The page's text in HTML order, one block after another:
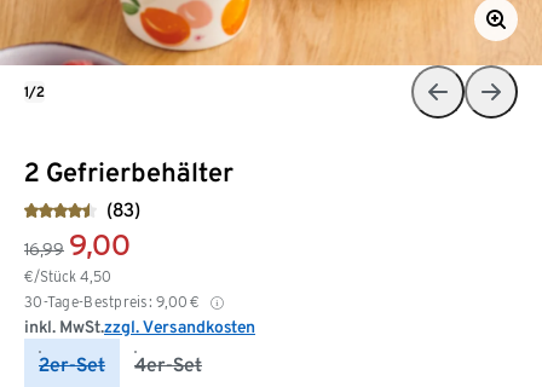
2 Gefrierbehälter
(83)
16,99 9,00
€/Stück 4,50
30-Tage-Bestpreis: 9,00 €
inkl. MwSt.zzgl. Versandkosten
2er-Set 4er-Set
1/2